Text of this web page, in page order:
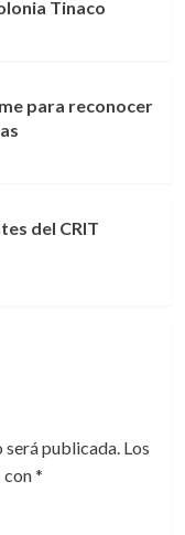
Tinaco
para reconocer
del CRIT
publicada. Los
con*